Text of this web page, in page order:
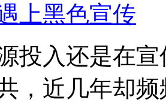
上黑色宣传
投入还是在
，近几年却